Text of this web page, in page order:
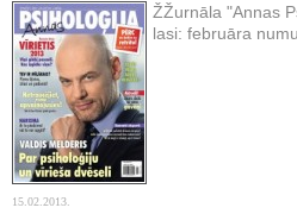
ŽŽurnāla "Annas
lasi: februāra
15.02.2013.